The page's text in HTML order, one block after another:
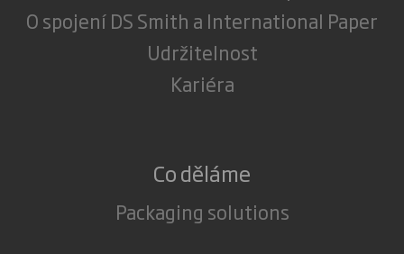
O spojení DS Smith a International Paper
Udržitelnost
Kariéra
Co děláme
Packaging solutions